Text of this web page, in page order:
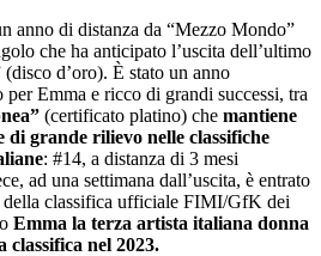
anno di distanza da “Mezzo Mondo”
che ha anticipato l’uscita dell’ultimo
d’oro). È stato un anno
Emma e ricco di grandi successi, tra
(certificato platino) che mantiene
di grande rilievo nelle classifiche
: #14, a distanza di 3 mesi
ad una settimana dall’uscita, è entrato
della classifica ufficiale FIMI/GfK dei
Emma la terza artista italiana donna
nel 2023.